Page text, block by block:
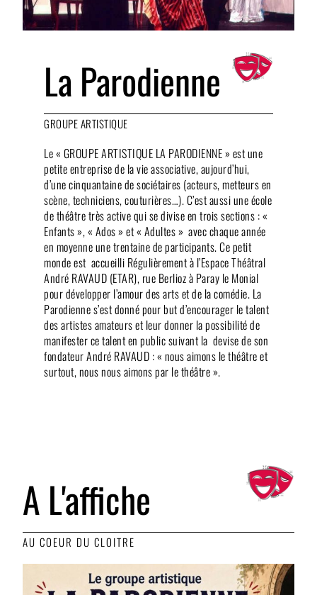
plus d'infos
La Parodienne
GROUPE ARTISTIQUE
Le « GROUPE ARTISTIQUE LA PARODIENNE » est une
petite entreprise de la vie associative, aujourd’hui,
d’une cinquantaine de sociétaires (acteurs, metteurs en
scène, techniciens, couturières…). C’est aussi une école
de théâtre très active qui se divise en trois sections : «
Enfants », « Ados » et « Adultes » avec chaque année
en moyenne une trentaine de participants. Ce petit
monde est accueilli Régulièrement à l’Espace Théâtral
André RAVAUD (ETAR), rue Berlioz à Paray le Monial
pour développer l’amour des arts et de la comédie. La
Parodienne s’est donné pour but d’encourager le talent
des artistes amateurs et leur donner la possibilité de
manifester ce talent en public suivant la devise de son
fondateur André RAVAUD : « nous aimons le théâtre et
surtout, nous nous aimons par le théâtre ».
A L'affiche
AU COEUR DU CLOITRE